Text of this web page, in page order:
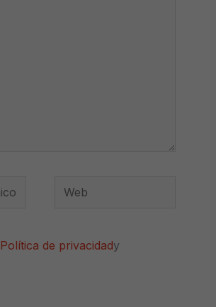
Web
Política de privacidady